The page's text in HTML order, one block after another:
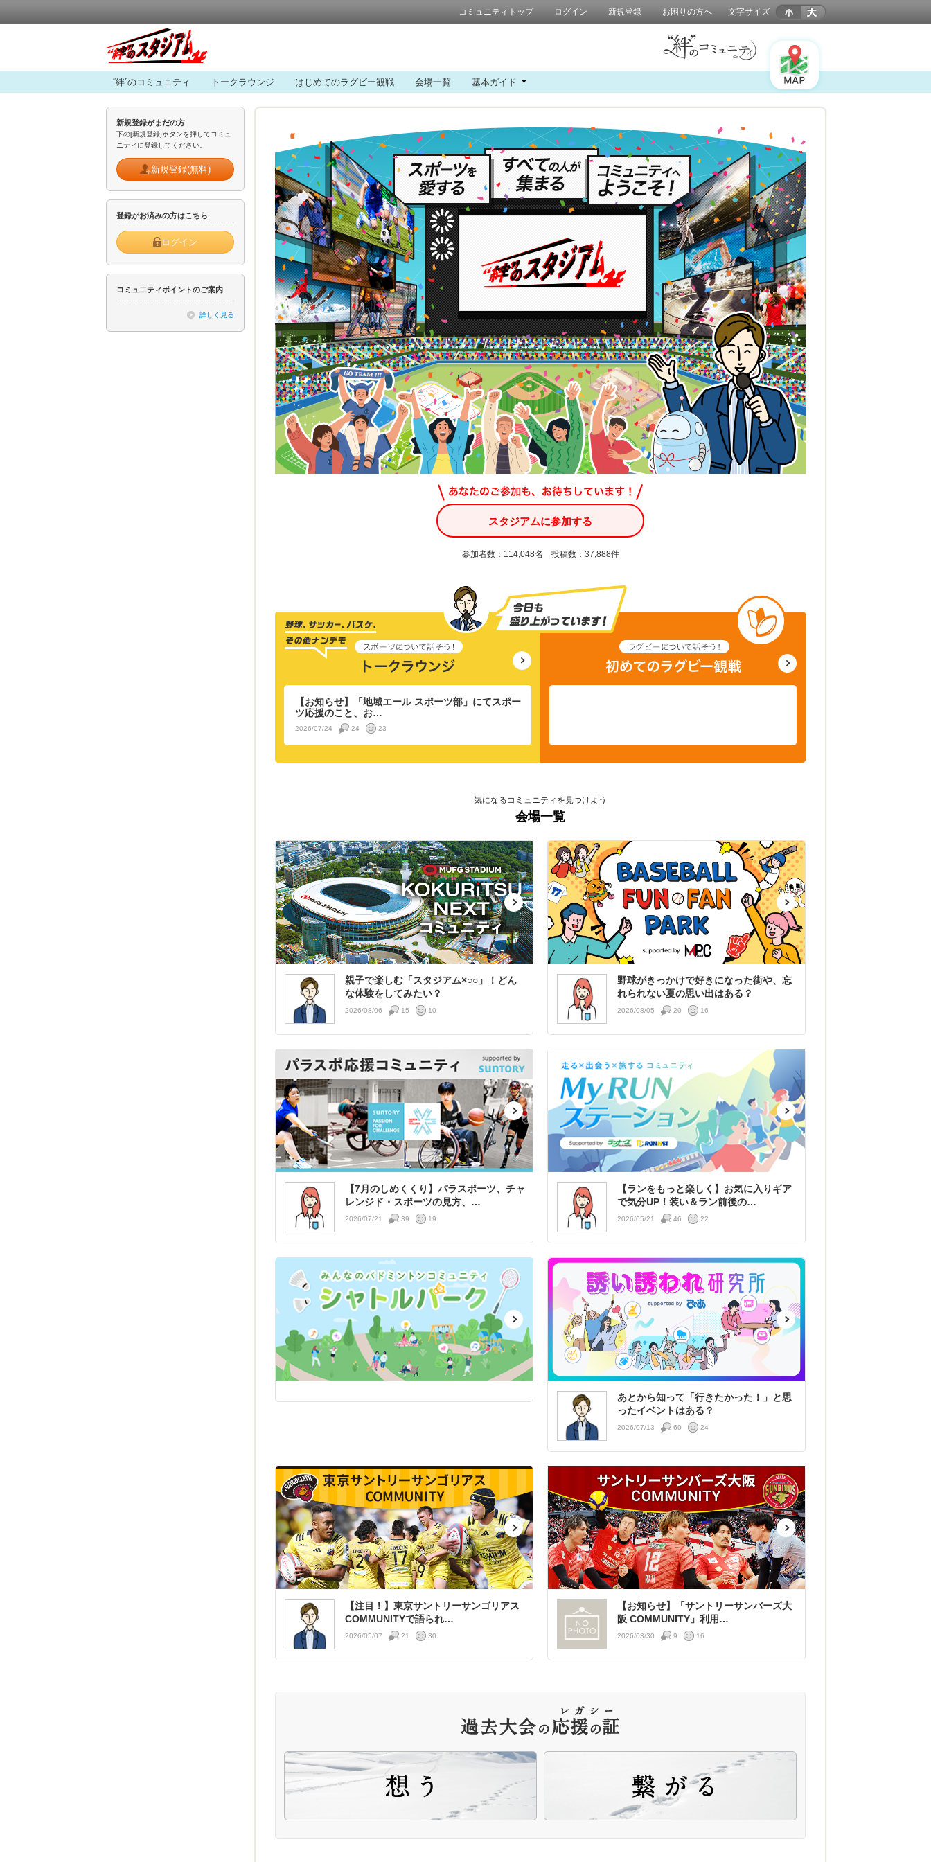
コミュニティトップ ログイン 新規登録 お困りの方へ 文字サイズ
“絆”のコミュニティ トークラウンジ はじめてのラグビー観戦 会場一覧 基本ガイド
新規登録がまだの方
下の[新規登録]ボタンを押してコミュ
ニティに登録してください。
新規登録(無料)
登録がお済みの方はこちら
ログイン
コミュ二ティポイントのご案内
詳しく見る
スタジアムに参加する
参加者数：114,048名 投稿数：37,888件
【お知らせ】「地域エール スポーツ部」にてスポー
ツ応援のこと、お…
2026/07/24 24 23
気になるコミュニティを見つけよう
会場一覧
親子で楽しむ「スタジアム×○○」！どん
な体験をしてみたい？
2026/08/06 15 10
野球がきっかけで好きになった街や、忘
れられない夏の思い出はある？
2026/08/05 20 16
【7月のしめくくり】パラスポーツ、チャ
レンジド・スポーツの見方、…
2026/07/21 39 19
【ランをもっと楽しく】お気に入りギア
で気分UP！装い＆ラン前後の…
2026/05/21 46 22
あとから知って「行きたかった！」と思
ったイベントはある？
2026/07/13 60 24
【注目！】東京サントリーサンゴリアス
COMMUNITYで語られ…
2026/05/07 21 30
【お知らせ】「サントリーサンバーズ大
阪 COMMUNITY」利用…
2026/03/30 9 16